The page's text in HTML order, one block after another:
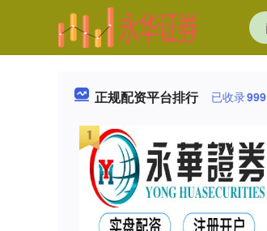
正规配资平台排行 已收录999